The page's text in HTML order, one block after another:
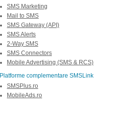
SMS Marketing
Mail to SMS
SMS Gateway (API)
SMS Alerts
2-Way SMS
SMS Connectors
Mobile Advertising (SMS & RCS)
Platforme complementare SMSLink
SMSPlus.ro
MobileAds.ro